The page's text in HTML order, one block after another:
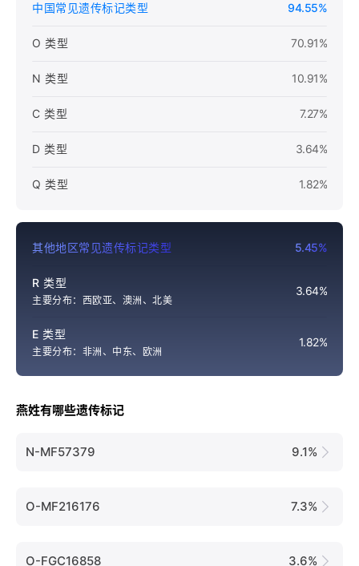
其他地区常见遗传标记类型 5.45%
R 类型
主要分布：西欧亚、澳洲、北美
3.64%
E 类型
主要分布：非洲、中东、欧洲
1.82%
中国常见遗传标记类型 94.55%
O 类型 70.91%
N 类型 10.91%
C 类型 7.27%
D 类型 3.64%
Q 类型 1.82%
燕姓有哪些遗传标记
N-MF57379 9.1%
O-MF216176 7.3%
O-FGC16858 3.6%